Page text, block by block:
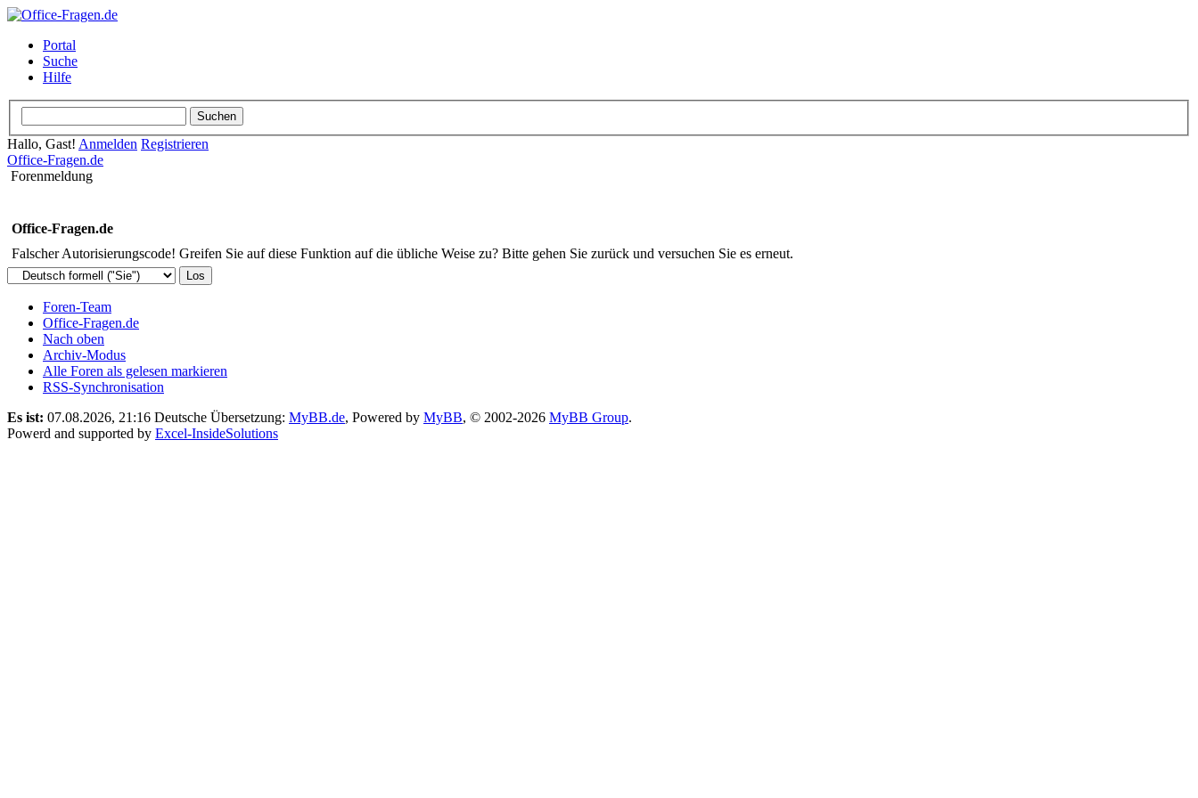
Portal
Suche
Hilfe
Hallo, Gast! Anmelden Registrieren
Office-Fragen.de
Forenmeldung
Office-Fragen.de
Falscher Autorisierungscode! Greifen Sie auf diese Funktion auf die übliche Weise zu? Bitte gehen Sie zurück und versuchen Sie es erneut.
Foren-Team
Office-Fragen.de
Nach oben
Archiv-Modus
Alle Foren als gelesen markieren
RSS-Synchronisation
Es ist: 07.08.2026, 21:16 Deutsche Übersetzung: MyBB.de, Powered by MyBB, © 2002-2026 MyBB Group.
Powerd and supported by Excel-InsideSolutions